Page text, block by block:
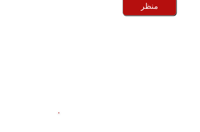
منظر